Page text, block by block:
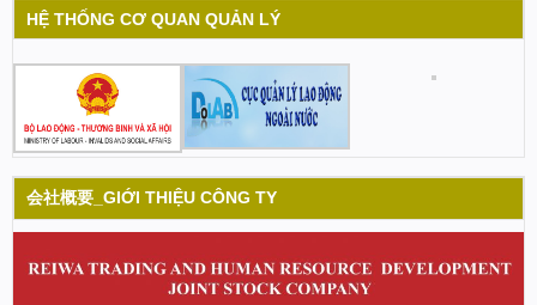
HỆ THỐNG CƠ QUAN QUẢN LÝ
会社概要_GIỚI THIỆU CÔNG TY